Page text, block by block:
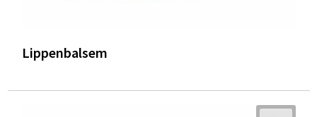
Lippenbalsem